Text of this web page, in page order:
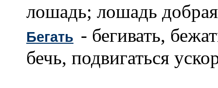
лошадь; лошадь
Бегать - бегивать,
бечь, подвигаться